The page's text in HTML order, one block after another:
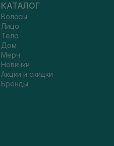
КАТАЛОГ
Волосы
Лицо
Тело
Дом
Мерч
Новинки
Акции и скидки
Бренды